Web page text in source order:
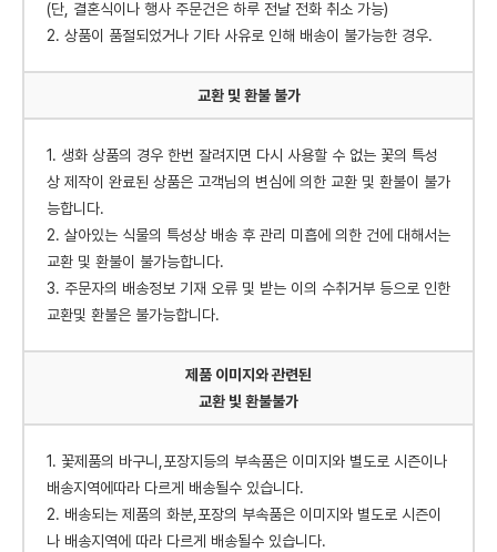
(단, 결혼식이나 행사 주문건은 하루 전날 전화 취소 가능)
2. 상품이 품절되었거나 기타 사유로 인해 배송이 불가능한 경우.
교환 및 환불 불가
1. 생화 상품의 경우 한번 잘려지면 다시 사용할 수 없는 꽃의 특성
상 제작이 완료된 상품은 고객님의 변심에 의한 교환 및 환불이 불가
능합니다.
2. 살아있는 식물의 특성상 배송 후 관리 미흡에 의한 건에 대해서는
교환 및 환불이 불가능합니다.
3. 주문자의 배송정보 기재 오류 및 받는 이의 수취거부 등으로 인한
교환및 환불은 불가능합니다.
제품 이미지와 관련된
교환 빛 환불불가
1. 꽃제품의 바구니,포장지등의 부속품은 이미지와 별도로 시즌이나
배송지역에따라 다르게 배송될수 있습니다.
2. 배송되는 제품의 화분,포장의 부속품은 이미지와 별도로 시즌이
나 배송지역에 따라 다르게 배송될수 있습니다.